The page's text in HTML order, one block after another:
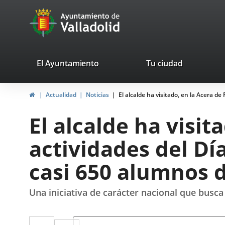
Portal
Web
Ayuntamiento
de
valladolid.es
El Ayuntamiento Tu ciudad
HomeActualidad Noticias El alcalde ha visitado, en la Acera
El alcalde ha
actividades del
casi 650 alumnos
Una iniciativa de carácter nacional que